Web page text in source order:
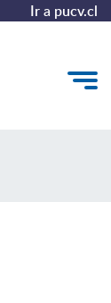
Ir a pucv.cl